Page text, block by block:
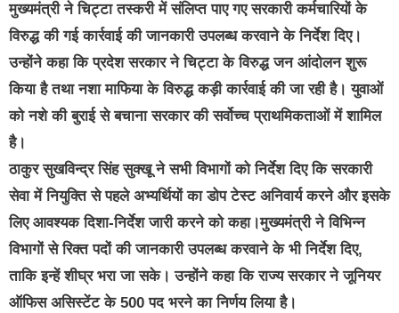
मुख्यमंत्री ने चिट्टा तस्करी में संलिप्त पाए गए सरकारी कर्मचारियों के
विरुद्ध की गई कार्रवाई की जानकारी उपलब्ध करवाने के निर्देश दिए।
उन्होंने कहा कि प्रदेश सरकार ने चिट्टा के विरुद्ध जन आंदोलन शुरू
किया है तथा नशा माफिया के विरुद्ध कड़ी कार्रवाई की जा रही है। युवाओं
को नशे की बुराई से बचाना सरकार की सर्वोच्च प्राथमिकताओं में शामिल
है।
ठाकुर सुखविन्द्र सिंह सुक्खू ने सभी विभागों को निर्देश दिए कि सरकारी
सेवा में नियुक्ति से पहले अभ्यर्थियों का डोप टेस्ट अनिवार्य करने और इसके
लिए आवश्यक दिशा-निर्देश जारी करने को कहा।मुख्यमंत्री ने विभिन्न
विभागों से रिक्त पदों की जानकारी उपलब्ध करवाने के भी निर्देश दिए,
ताकि इन्हें शीघ्र भरा जा सके। उन्होंने कहा कि राज्य सरकार ने जूनियर
ऑफिस असिस्टेंट के 500 पद भरने का निर्णय लिया है।